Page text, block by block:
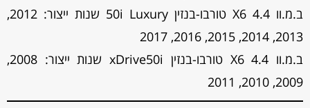
ב.מ.וו X6 4.4 טורבו-בנזין 50i Luxury שנות ייצור: 2012,
2013, 2014, 2015, 2016, 2017
ב.מ.וו X6 4.4 טורבו-בנזין xDrive50i שנות ייצור: 2008,
2009, 2010, 2011